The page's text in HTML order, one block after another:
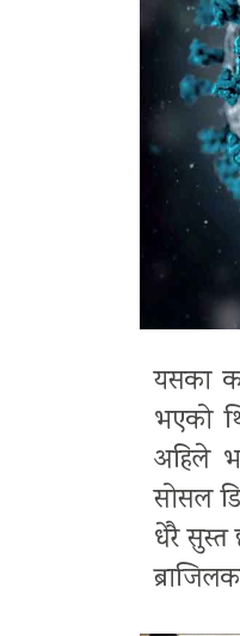
यसका
भएको
अहिले
सोसल
धेरै सुस्त